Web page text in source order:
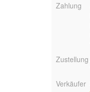
Zahlung
Zustellung
Verkäufer